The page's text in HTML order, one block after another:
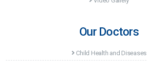
Our Doctors
Child Health and Diseases